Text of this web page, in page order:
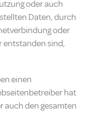
oder auch
Daten, durch
oder
entstanden sind,
einen
hat
auch den gesamten